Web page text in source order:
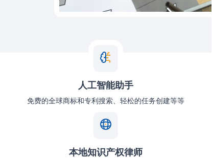
人工智能助手
免费的全球商标和专利搜索、轻松的任务创建等等
本地知识产权律师